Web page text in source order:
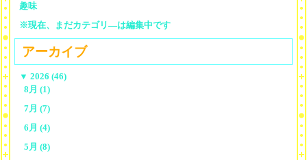
趣味
※現在、まだカテゴリ—は編集中です
アーカイブ
▼ 2026 (46)
8月 (1)
7月 (7)
6月 (4)
5月 (8)